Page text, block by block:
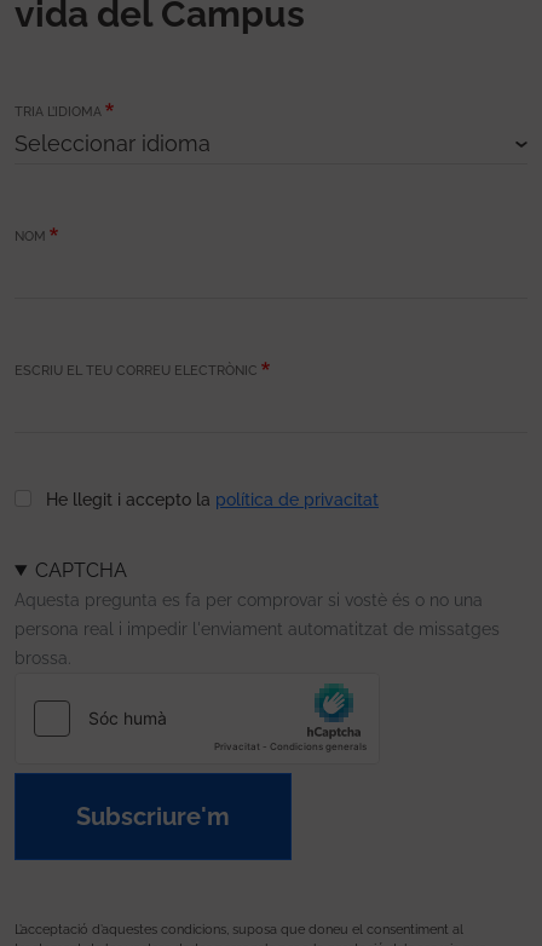
vida del Campus
TRIA L’IDIOMA
NOM
ESCRIU EL TEU CORREU ELECTRÒNIC
He llegit i accepto la política de privacitat
CAPTCHA
Aquesta pregunta es fa per comprovar si vostè és o no una
persona real i impedir l'enviament automatitzat de missatges
brossa.
Subscriure'm
L’acceptació d’aquestes condicions, suposa que doneu el consentiment al